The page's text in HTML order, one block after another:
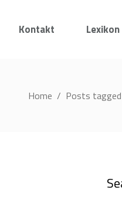
Kontakt Lexikon
Home / Posts